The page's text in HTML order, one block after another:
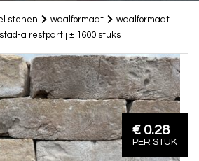
stenen waalformaat
waalformaat
a restpartij ± 1600 stuks
€ 0.28
PER STUK